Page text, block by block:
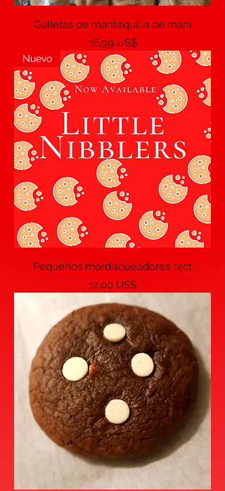
Galletas de mantequilla de maní
Precio
16,99 US$
Nuevo
Pequeños mordisqueadores 12ct
Precio
12,00 US$